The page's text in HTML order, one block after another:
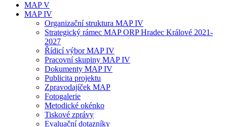
MAP V
MAP IV
Organizační struktura MAP IV
Strategický rámec MAP ORP Hradec Králové 2021-
2027
Řídicí výbor MAP IV
Pracovní skupiny MAP IV
Dokumenty MAP IV
Publicita projektu
Zpravodajíček MAP
Fotogalerie
Metodické okénko
Tiskové zprávy
Evaluační dotazníky